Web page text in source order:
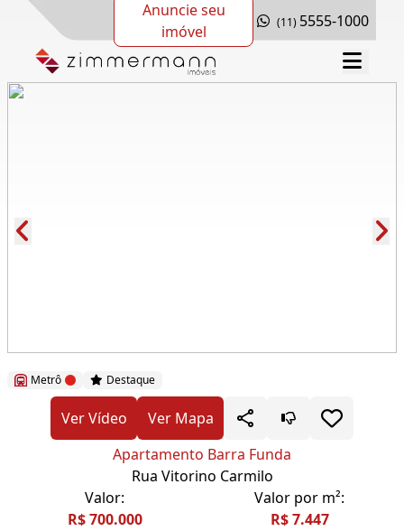
Anuncie seu
imóvel
(11) 5555-1000
Metrô Destaque
Ver Vídeo
Ver Mapa
Apartamento Barra Funda
Rua Vitorino Carmilo
Valor:
R$ 700.000
Valor por m²:
R$ 7.447